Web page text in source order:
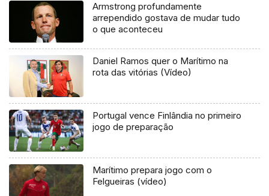
Armstrong profundamente
arrependido gostava de mudar tudo
o que aconteceu
Daniel Ramos quer o Marítimo na
rota das vitórias (Vídeo)
Portugal vence Finlândia no primeiro
jogo de preparação
Marítimo prepara jogo com o
Felgueiras (vídeo)